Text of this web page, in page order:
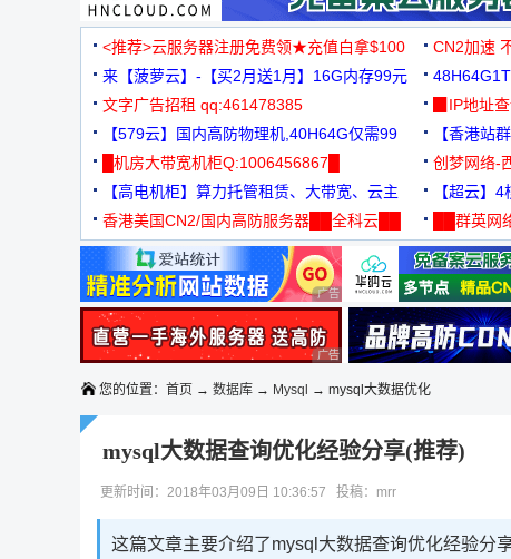
<推荐>云服务器注册免费领★充值白拿$100 CN2加速
来【菠萝云】-【买2月送1月】16G内存99元
3000+可
文字广告招租 qq:461478385
▉IP地址
【579云】国内高防物理机,40H64G仅需99
元
【香港站
█机房大带宽机柜Q:1006456867█
创梦网络-
88元/月
【高电机柜】算力托管租赁、大带宽、云主
机
【超云】
香港美国CN2/国内高防服务器██全科云██
██群英
◆◆◆
广告 商业广告，理性选择
广告 商业广告，理性选择
您的位置： 首页 → 数据库 → Mysql → mysql大数据优化
mysql大数据查询优化经验分享(推荐)
更新时间：2018年03月09日 10:36:57 投稿：mrr
这篇文章主要介绍了mysql大数据查询优化经验分